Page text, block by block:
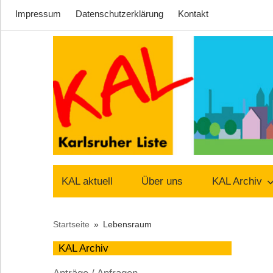
Impressum Datenschutzerklärung Kontakt
Zum
springen
Karlsruher
Liste
–
auf
KAL aktuell Über uns KAL Archiv
Startseite Lebensraum
KAL Archiv